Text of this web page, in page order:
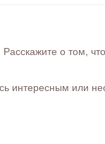
о том, что
интересным или